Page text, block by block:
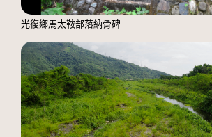
光復鄉馬太鞍部落納骨碑